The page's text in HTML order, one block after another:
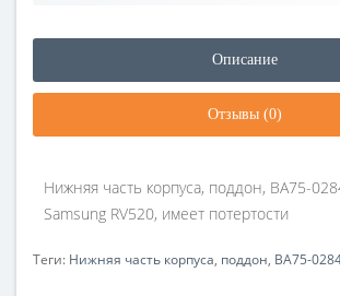
Описание
Отзывы (0)
Нижняя часть корпуса, поддон, BA75-
Samsung RV520, имеет потертости
Теги: Нижняя часть корпуса, поддон, BA75-